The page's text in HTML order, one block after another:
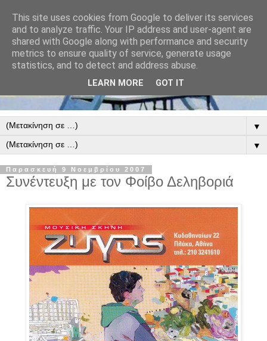
▼
▼
Παρασκευή 9 Νοεμβρίου 2007
Συνέντευξη με τον Φοίβο Δεληβοριά
This site uses cookies from Google to deliver its services
and to analyze traffic. Your IP address and user-agent are
shared with Google along with performance and security
metrics to ensure quality of service, generate usage
statistics, and to detect and address abuse.
LEARN MORE GOT IT